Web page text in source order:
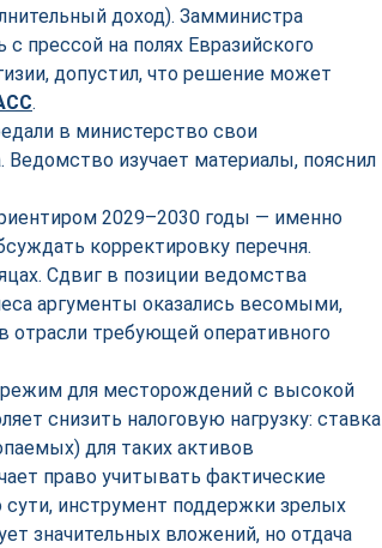
доход). Замминистра
прессой на полях Евразийского
допустил, что решение может
.
в министерство свои
изучает материалы, пояснил
2029–2030 годы — именно
корректировку перечня.
Сдвиг в позиции ведомства
аргументы оказались весомыми,
отрасли требующей оперативного
для месторождений с высокой
снизить налоговую нагрузку: ставка
для таких активов
право учитывать фактические
инструмент поддержки зрелых
значительных вложений, но отдача